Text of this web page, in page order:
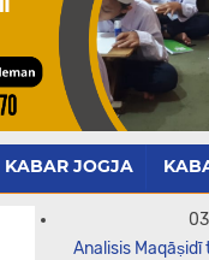
KABAR JOGJA
Analisis Maqāṣidī